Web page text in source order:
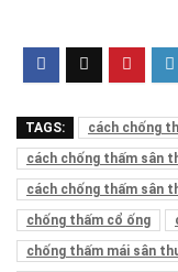
TAGS:
cách chống
cách chống thấm sân
cách chống thấm sân
chống thấm cổ ống
chống thấm mái sân